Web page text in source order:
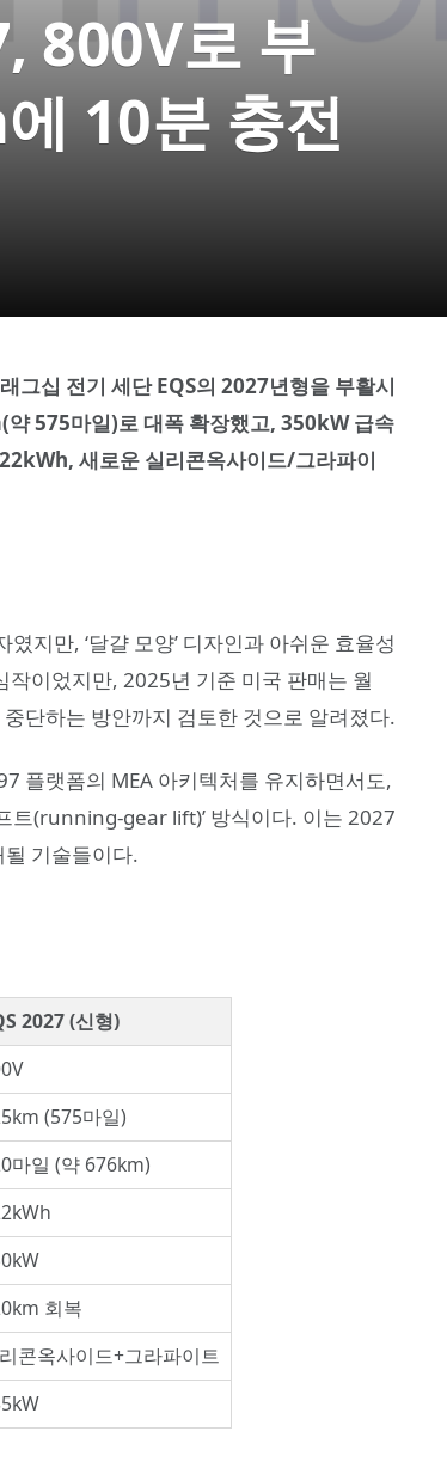
800V로 부
10분 충전
그십 전기 세단 EQS의 2027년형을 부활시
575마일)로 대폭 확장했고, 350kW 급속
새로운 실리콘옥사이드/그라파이
지만, ‘달걀 모양’ 디자인과 아쉬운 효율성
작이었지만, 2025년 기준 미국 판매는 월
단하는 방안까지 검토한 것으로 알려졌다.
플랫폼의 MEA 아키텍처를 유지하면서도,
트(running-gear lift)’ 방식이다. 이는 2027
될 기술들이다.
2027 (신형)
(575마일)
마일 (약 676km)
회복
콘옥사이드+그라파이트